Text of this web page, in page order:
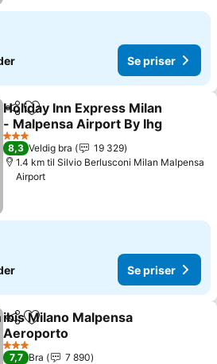
Se priser
Del Legg til i favoritter
Holiday Inn Express Milan
- Malpensa Airport By Ihg
Se priser
3 Stjerner
8,3 Veldig bra
19 329
1.4 km til Silvio Berlusconi Milan Malpensa
Airport
Se priser
Del Legg til i favoritter
ibis Milano Malpensa
Aeroporto
Se priser
3 Stjerner
7,7 Bra
7 890